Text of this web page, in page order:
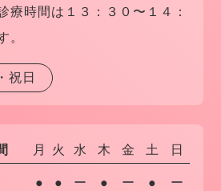
療時間は１３：３０〜１４：
。
祝日
月 火 水 木 金 土 日
● ● ー ● ー ● ー